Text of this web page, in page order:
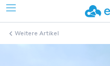
Weitere Artikel